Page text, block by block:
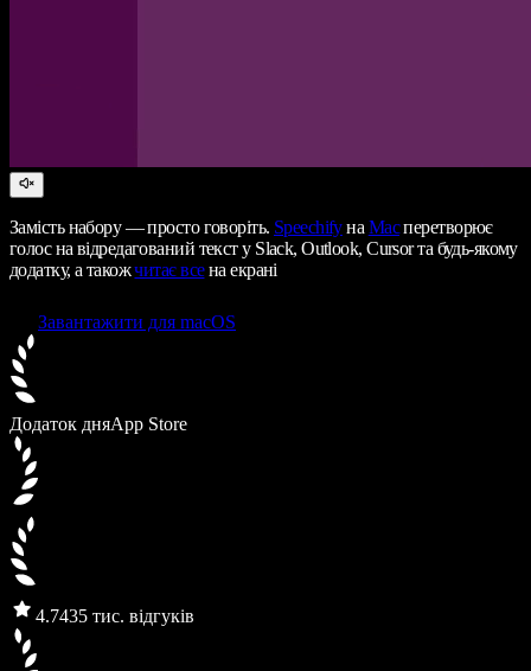
Замість набору — просто говоріть. Speechifyна Macперетворює
голос на відредагований текст у Slack, Outlook, Cursor та будь-якому
додатку, а такожчитає всена екрані
Завантажити для macOS
Додаток дняApp Store
4.7435 тис. відгуків